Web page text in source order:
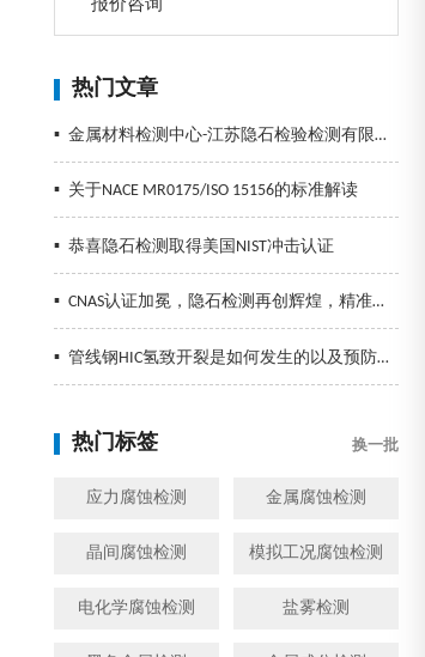
报价咨询
热门文章
▪ 金属材料检测中心-江苏隐石检验检测有限公司
▪ 关于NACE MR0175/ISO 15156的标准解读
▪ 恭喜隐石检测取得美国NIST冲击认证
▪ CNAS认证加冕，隐石检测再创辉煌，精准检测助力企业发展！
▪ 管线钢HIC氢致开裂是如何发生的以及预防措施
热门标签 换一批
应力腐蚀检测 金属腐蚀检测
晶间腐蚀检测 模拟工况腐蚀检测
电化学腐蚀检测 盐雾检测